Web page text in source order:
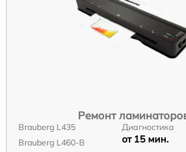
Ремонт
Brauberg L435
Brauberg L460-B
Диагностика
от 15 мин.